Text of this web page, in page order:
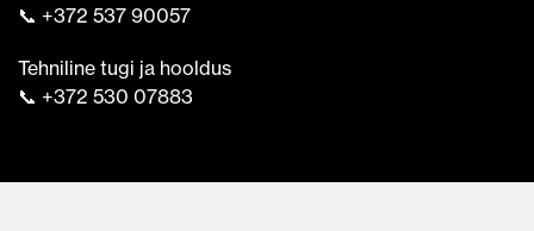
📞 +372 537 90057
Tehniline tugi ja hooldus
📞 +372 530 07883